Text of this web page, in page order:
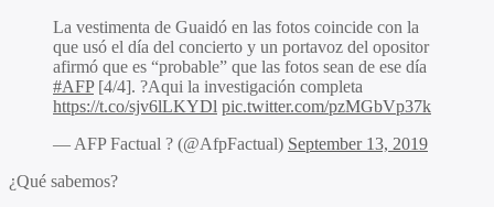
La vestimenta de Guaidó en las fotos coincide con la
que usó el día del concierto y un portavoz del opositor
afirmó que es “probable” que las fotos sean de ese día
#AFP[4/4]. ?Aqui la investigación completa
https://t.co/sjv6lLKYDl pic.twitter.com/pzMGbVp37k
— AFP Factual ? (@AfpFactual) September 13, 2019
¿Qué sabemos?